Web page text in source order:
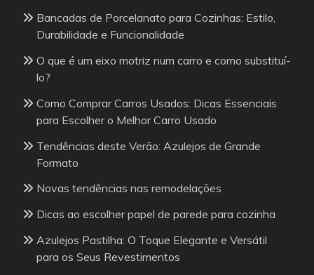
Bancadas de Porcelanato para Cozinhas: Estilo,
Durabilidade e Funcionalidade
O que é um eixo motriz num carro e como substituí-
lo?
Como Comprar Carros Usados: Dicas Essenciais
para Escolher o Melhor Carro Usado
Tendências deste Verão: Azulejos de Grande
Formato
Novas tendências nas remodelações
Dicas ao escolher papel de parede para cozinha
Azulejos Pastilha: O Toque Elegante e Versátil
para os Seus Revestimentos